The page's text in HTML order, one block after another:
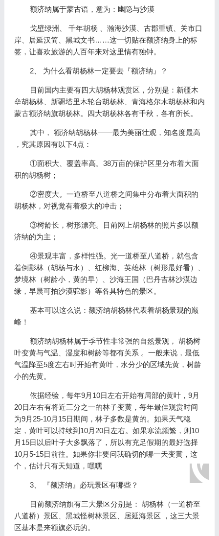
额济纳属于蒙古语，意为：幽隐与沙漠
戈壁绿洲、 千年胡杨 、瀚海沙漠、古郡重镇、关市口
岸、居延汉简、黑城文书……这一切贴在额济纳身上的标
签，让喜欢旅游的人百年来对这里情有独钟。
2、 为什么看胡杨林一定要去『额济纳』？
目前国内主要有四大胡杨林观赏区，分别是：新疆木
垒胡杨林、新疆塔里木轮台胡杨林、青海格尔木胡杨林和内
蒙古额济纳旗胡杨林。四大胡杨林各有千秋，各有所长。
其中， 额济纳胡杨林——最为美丽壮观，知名度最高
，究其原因有以下4点：
①面积大、覆盖率高。38万亩的保护区里分布着大面
积的胡杨树；
②密度大。一道桥至八道桥之间集中分布着大面积的
胡杨林，对视觉有着极大的冲击；
③树龄长，树形漂亮。目前网上胡杨林的照片多以额
济纳的为主；
④景观丰富，多样性强。光一道桥至八道桥，就包含
着倒影林（胡杨与水）、红柳海、英雄林（树形最好看）、
梦境林（树龄小，黄的早）、沙海王国（巴丹吉林沙漠边
缘，早晨可拍沙漠驼影）等各具特色的景区。
基本可以这么说：额济纳胡杨林代表着胡杨景观的巅
峰！
额济纳胡杨林属于季节性非常强的自然景观， 胡杨树
叶变黄与气温、湿度和树龄等都有关系 。一般来说，最低
气温降至5度左右时开始有黄叶，水分少的区域先黄，树龄
小的先黄。
依据经验，每年9月10日左右开始有局部的黄叶，9月
20日左右有将近三分之一的林子变黄，每年最佳观赏时间
为9月25-10月15日期间，林子多数是黄的。如果天气稳
定，黄叶可以持续到10月20日左右。如果寒流频繁，则10
月15日以后叶子大多飘落了，所以有充足假期的最好选择
10月5-15日前往。如果你非要问我确切的哪一天变黄，这
个，估计只有天知道，嘿嘿
3、 『额济纳』必玩景区有哪些？
目前额济纳旗有三大景区分别是： 胡杨林（一道桥至
八道桥）景区、黑城怪树林景区、居延海景区 ，这三大景
区基本是来额旗必玩的。